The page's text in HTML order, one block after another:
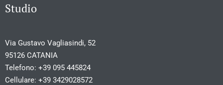
Studio
Via Gustavo Vagliasindi, 52
95126 CATANIA
Telefono: +39 095 445824
Cellulare: +39 3429028572